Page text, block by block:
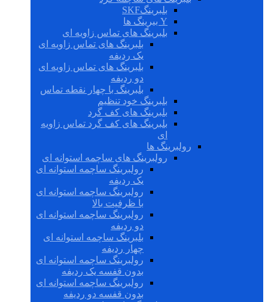
بلبرینگSKF
Y بیرینگ ها
بلبرینگ های تماس زاویه ای
بلبرینگ های تماس زاویه ای
یک ردیفه
بلبرینگ های تماس زاویه ای
دو ردیفه
بلبرینگ با چهار نقطه تماس
بلبرینگ خود تنظیم
بلبرینگ های کف گرد
بلبرینگ های کف گرد تماس زاویه
ای
رولبرینگ ها
رولبرینگ های ساچمه استوانه ای
رولبرینگ ساچمه استوانه ای
یک ردیفه
رولبرینگ ساچمه استوانه ای
با ظرفیت بالا
رولبرینگ ساچمه استوانه ای
دو ردیفه
بلبرینگ ساچمه استوانه ای
چهار ردیفه
رولبرینگ ساچمه استوانه ای
بدون قفسه یک ردیفه
رولبرینگ ساچمه استوانه ای
بدون قفسه دو ردیفه